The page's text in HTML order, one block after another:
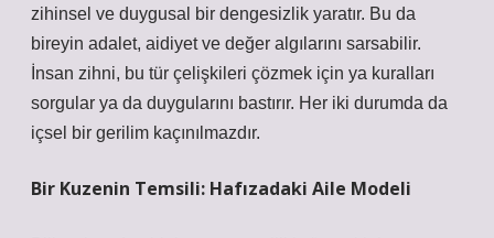
zihinsel ve duygusal bir dengesizlik yaratır. Bu da
bireyin adalet, aidiyet ve değer algılarını sarsabilir.
İnsan zihni, bu tür çelişkileri çözmek için ya kuralları
sorgular ya da duygularını bastırır. Her iki durumda da
içsel bir gerilim kaçınılmazdır.
Bir Kuzenin Temsili: Hafızadaki Aile Modeli